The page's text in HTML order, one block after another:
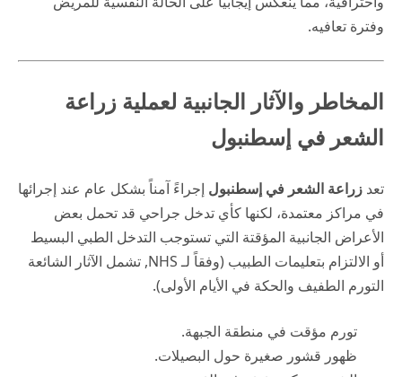
وفترة تعافيه.
المخاطر والآثار الجانبية لعملية زراعة
الشعر في إسطنبول
تعد زراعة الشعر في إسطنبول إجراءً آمناً بشكل عام عند إجرائها
في مراكز معتمدة، لكنها كأي تدخل جراحي قد تحمل بعض
الأعراض الجانبية المؤقتة التي تستوجب التدخل الطبي البسيط
أو الالتزام بتعليمات الطبيب (وفقاً لـNHS, تشمل الآثار الشائعة
التورم الطفيف والحكة في الأيام الأولى).
تورم مؤقت في منطقة الجبهة.
ظهور قشور صغيرة حول البصيلات.